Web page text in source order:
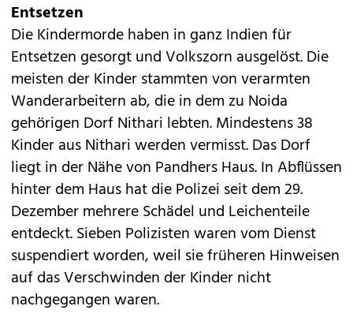
Entsetzen
Die Kindermorde haben in ganz Indien für
Entsetzen gesorgt und Volkszorn ausgelöst. Die
meisten der Kinder stammten von verarmten
Wanderarbeitern ab, die in dem zu Noida
gehörigen Dorf Nithari lebten. Mindestens 38
Kinder aus Nithari werden vermisst. Das Dorf
liegt in der Nähe von Pandhers Haus. In Abflüssen
hinter dem Haus hat die Polizei seit dem 29.
Dezember mehrere Schädel und Leichenteile
entdeckt. Sieben Polizisten waren vom Dienst
suspendiert worden, weil sie früheren Hinweisen
auf das Verschwinden der Kinder nicht
nachgegangen waren.